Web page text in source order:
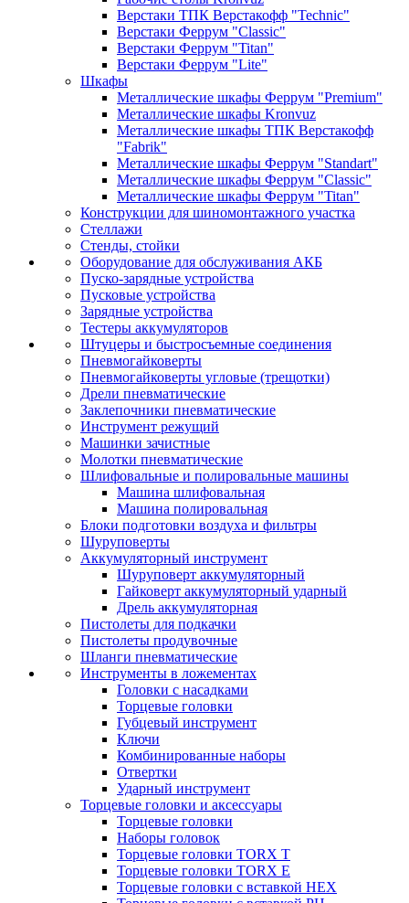
Верстаки ТПК Верстакофф "Technic"
Верстаки Феррум "Classic"
Верстаки Феррум "Titan"
Верстаки Феррум "Lite"
Шкафы
Металлические шкафы Феррум "Premium"
Металлические шкафы Kronvuz
Металлические шкафы ТПК Верстакофф
"Fabrik"
Металлические шкафы Феррум "Standart"
Металлические шкафы Феррум "Classic"
Металлические шкафы Феррум "Titan"
Конструкции для шиномонтажного участка
Стеллажи
Стенды, стойки
Оборудование для обслуживания АКБ
Пуско-зарядные устройства
Пусковые устройства
Зарядные устройства
Тестеры аккумуляторов
Штуцеры и быстросъемные соединения
Пневмогайковерты
Пневмогайковерты угловые (трещотки)
Дрели пневматические
Заклепочники пневматические
Инструмент режущий
Машинки зачистные
Молотки пневматические
Шлифовальные и полировальные машины
Машина шлифовальная
Машина полировальная
Блоки подготовки воздуха и фильтры
Шуруповерты
Аккумуляторный инструмент
Шуруповерт аккумуляторный
Гайковерт аккумуляторный ударный
Дрель аккумуляторная
Пистолеты для подкачки
Пистолеты продувочные
Шланги пневматические
Инструменты в ложементах
Головки с насадками
Торцевые головки
Губцевый инструмент
Ключи
Комбинированные наборы
Отвертки
Ударный инструмент
Торцевые головки и аксессуары
Торцевые головки
Наборы головок
Торцевые головки TORX T
Торцевые головки TORX Е
Торцевые головки с вставкой HEX